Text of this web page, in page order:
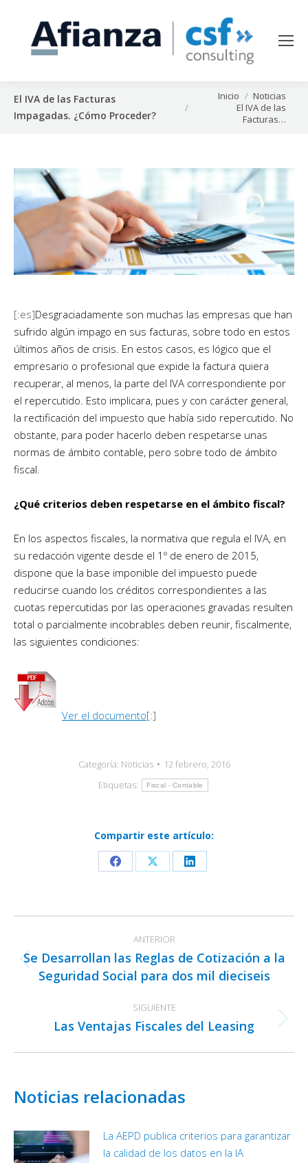
El IVA de las Facturas
Impagadas. ¿Cómo Proceder?
Estás aquí:Inicio
Noticias
El IVA de las
Facturas…
[:es]Desgraciadamente son muchas las empresas que han
sufrido algún impago en sus facturas, sobre todo en estos
últimos años de crisis. En estos casos, es lógico que el
empresario o profesional que expide la factura quiera
recuperar, al menos, la parte del IVA correspondiente por
el repercutido. Esto implicara, pues y con carácter general,
la rectificación del impuesto que había sido repercutido. No
obstante, para poder hacerlo deben respetarse unas
normas de ámbito contable, pero sobre todo de ámbito
fiscal.
¿Qué criterios deben respetarse en el ámbito fiscal?
En los aspectos fiscales, la normativa que regula el IVA, en
su redacción vigente desde el 1º de enero de 2015,
dispone que la base imponible del impuesto puede
reducirse cuando los créditos correspondientes a las
cuotas repercutidas por las operaciones gravadas resulten
total o parcialmente incobrables deben reunir, fiscalmente,
las siguientes condiciones:
Ver el documento[:]
Categoría: Noticias
12 febrero, 2016
Etiquetas:
Fiscal - Contable
Compartir este artículo:
Share
Facebook
Share
X
Share
LinkedIn
entre
publicaciones
ANTERIOR
Publicación
anterior:
Se Desarrollan las Reglas de Cotización a la
Seguridad Social para dos mil dieciseis
SIGUIENTE
Publicación
Las Ventajas Fiscales del Leasing
Noticias relacionadas
La AEPD publica criterios para garantizar
la calidad de los datos en la IA